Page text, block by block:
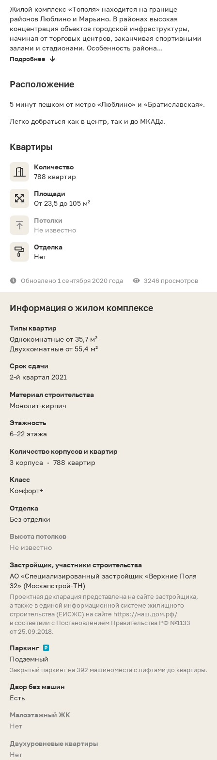
Жилой комплекс «Тополя» находится на границе
районов Люблино и Марьино. В районах высокая
концентрация объектов городской инфраструктуры,
начиная от торговых центров, заканчивая спортивными
залами и стадионами. Особенность района...
Подробнее
Расположение
5 минут пешком от метро «Люблино» и «Братиславская».
Легко добраться как в центр, так и до МКАДа.
Квартиры
Количество
788 квартир
Площади
От 23,5 до 105 м²
Потолки
Не известно
Отделка
Нет
Обновлено 1 сентября 2020 года 3246 просмотров
Информация о жилом комплексе
Типы квартир
Однокомнатные от 35,7 м²
Двухкомнатные от 55,4 м²
Срок сдачи
2-й квартал 2021
Материал строительства
Монолит-кирпич
Этажность
6–22 этажа
Количество корпусов и квартир
3 корпуса
• 788 квартир
Класс
Комфорт+
Отделка
Без отделки
Высота потолков
Не известно
Застройщик, участники строительства
АО «Специализированный застройщик «Верхние Поля
32» (Москапстрой-ТН)
Проектная декларация представлена на сайте застройщика,
а также в единой информационной системе жилищного
строительства (ЕИСЖС) на сайте https://наш.дом.рф/
в соответвии с Постановлением Правительства РФ №1133
от 25.09.2018.
Паркинг
Подземный
Закрытый паркинг на 392 машиноместа с лифтами до квартиры.
Двор без машин
Есть
Малоэтажный ЖК
Нет
Двухуровневые квартиры
Нет